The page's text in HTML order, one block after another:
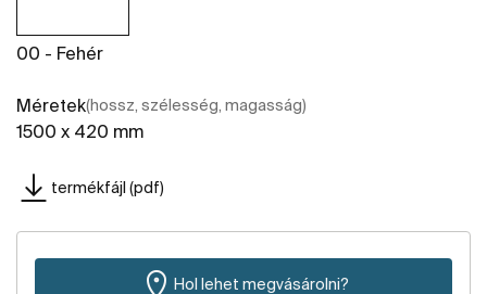
00 - Fehér
Méretek(hossz, szélesség, magasság)
1500 x 420 mm
termékfájl (pdf)
Hol lehet megvásárolni?